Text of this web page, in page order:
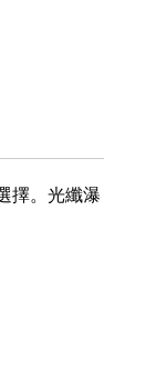
擇。光纖瀑